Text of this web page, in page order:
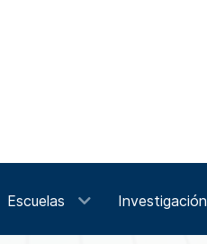
Escuelas Investigación